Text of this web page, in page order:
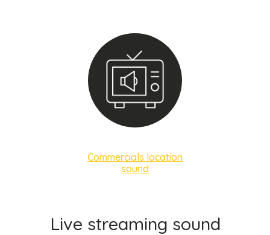
Commercials location
sound
Live streaming sound